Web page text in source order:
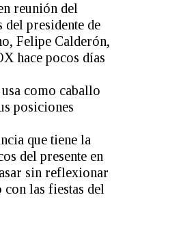
reunión del
presidente de
Felipe Calderón,
hace pocos días
como caballo
posiciones
que tiene la
del presente en
sin reflexionar
las fiestas del